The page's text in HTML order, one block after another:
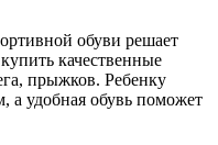
обуви решает
качественные
прыжков. Ребенку
а удобная обувь поможет